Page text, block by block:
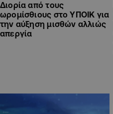
Διορία από τους
ωρομίσθιους στο ΥΠΟΙΚ για
την αύξηση μισθών αλλιώς
απεργία